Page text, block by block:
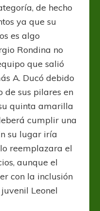
de hecho
ya que su
es algo
Rondina no
que salió
A. Ducó debido
de sus pilares en
quinta amarilla
cumplir una
su lugar iría
reemplazara el
aunque el
con la inclusión
Leonel